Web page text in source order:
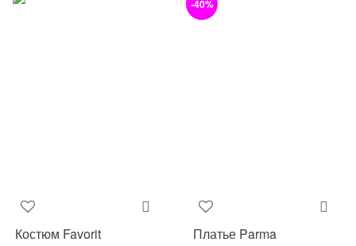
Костюм Favorit
-40%
Платье Parma